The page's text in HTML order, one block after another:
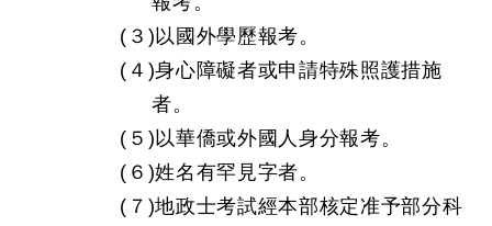
(３)以國外學歷報考。
(４)身心障礙者或申請特殊照護措施
者。
(５)以華僑或外國人身分報考。
(６)姓名有罕見字者。
(７)地政士考試經本部核定准予部分科